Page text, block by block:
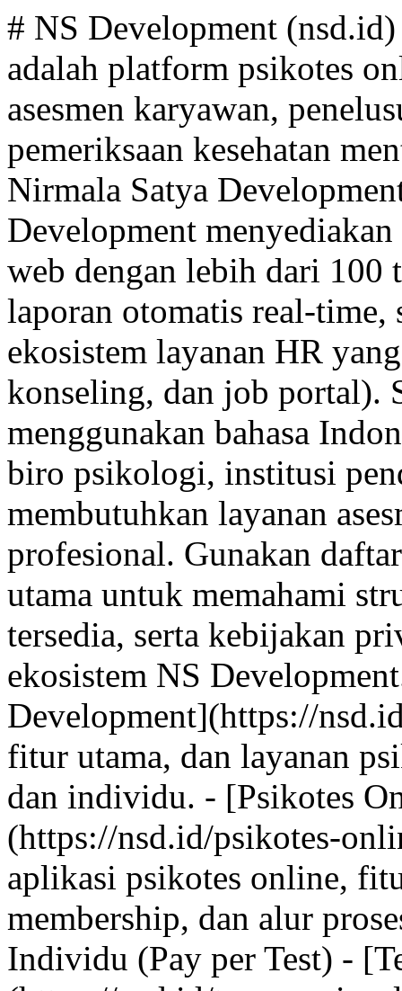
# NS Development (nsd.id) > NS Development (nsd.id) adalah platform psikotes online terintegrasi untuk rekrutmen, asesmen karyawan, penelusuran minat bakat, dan pemeriksaan kesehatan mental, dikembangkan oleh PT Nirmala Satya Development di Jakarta, Indonesia. NS Development menyediakan aplikasi psikotes online berbasis web dengan lebih dari 100 tools psikologi yang tervalidasi, laporan otomatis real-time, sistem proctoring kamera, dan ekosistem layanan HR yang terintegrasi (rekrutmen, konseling, dan job portal). Semua halaman di bawah ini menggunakan bahasa Indonesia dan menyasar perusahaan, biro psikologi, institusi pendidikan, dan individu yang membutuhkan layanan asesmen psikologis secara profesional. Gunakan daftar URL berikut sebagai titik masuk utama untuk memahami struktur layanan, jenis tes yang tersedia, serta kebijakan privasi dan keamanan data pada ekosistem NS Development. ## Overview - [Beranda NS Development](https://nsd.id/): Gambaran singkat platform, fitur utama, dan layanan psikotes online untuk perusahaan dan individu. - [Psikotes Online – Platform Utama](https://nsd.id/psikotes-online): Halaman utama penjelasan aplikasi psikotes online, fitur, ekosistem, jenis paket membership, dan alur proses asesmen. ## Layanan Tes Individu (Pay per Test) - [Tes MMPI Online](https://nsd.id/tes-mmpi-online): Informasi lengkap layanan Tes MMPI-2/MMPI-2-RF, MMPI-3 secara online, alur registrasi, serta pertanyaan yang sering diajukan (FAQ) seputar penggunaan. - [Tes IQ Online](https://nsd.id/tes-iq-online): Layanan tes inteligensi (IQ) online dengan sertifikat hasil tes, penjelasan akurasi, dan panduan teknis pelaksanaan tes. - [Tes Kepribadian Online](https://nsd.id/tes-kepribadian-online): Berbagai layanan tes kepribadian (EPPS, 16PF, PAPI Kostick, MBTI, DISC, BFI, dsb.) beserta tujuan penggunaan dan alur pendaftaran. - [Tes Minat Bakat Online](https://nsd.id/tes-minat-bakat): Layanan tes minat dan bakat (termasuk SDS Holland, RMIB, Kuder) untuk penentuan jurusan, perencanaan karier, dan pengembangan diri. - [Psikotes Online Gratis – Self Assessment](https://nsd.id/psikotes-online-gratis): Kumpulan tes gratis (misalnya DASS, TSQ, BDI-2, NPI, Multiple Intelligence, Dark Personality, dan lainnya) untuk self-assessment dan psikoedukasi. ## Layanan Perusahaan & Membership - [Aplikasi Psikotes Online (Membership)](https://nsd.id/psikotes-online): Informasi paket membership (Silver, Gold, Platinum), kapasitas peserta tes per tahun, fitur multi-user, integrasi dengan sistem HR, serta benefit trial gratis 7 hari. - [Hubungi Kami](https://nsd.id/main/kontak): Halaman kontak resmi berisi alamat kantor, nomor telepon, email, dan formulir pertanyaan untuk kerja sama, demo sistem, atau konsultasi penggunaan platform. - [Platform Tes Kesehatan Mental ](https://nsd.id/platform-tes-kesehatan-mental): Tawaran Platform Tes Kesehatan Mental untuk perusahaan, biro psikolog, klinik dan rumah sakit. ## Artikel & Psikoedukasi - [Blog – Artikel & Tips](https://nsd.id/post): Kumpulan artikel edukatif seputar tes IQ online, tes minat bakat, tes kesehatan mental online, penerapan psikotes dalam rekrutmen, dan tips pengembangan karier. - [Tes Mental Health](https://tepad.id/posts/tes-mental-health-bantu-perbaiki-hubungan-pasangan-agar-lebih-kuat.html): Tes Mental Health Bantu Perbaiki Hubungan Pasangan Agar Lebih Kuat. - [Tes Mental Health](https://tepad.id/posts/jenis-jenis-tes-mental-health-untuk-deteksi-dini-kualitas-hidup-lebih-baik.html): Jenis-Jenis Tes Mental Health untuk Deteksi Dini Kualitas Hidup Lebih Baik. - [Tes Mental Health](https://tepad.id/posts/mengenal-lebih-dekat-tes-mental-health-mmpi.html): Mengenal Lebih Dekat Tes Mental Health MMPI. - [tes mental health ](https://tepad.id/posts/tahapan-tes-mental-health-untuk-ibu-hamil.html): Tahapan Tes Mental Health untuk Ibu Hamil. - [Tes Mental Health](https://tepad.id/posts/waktu-yang-tepat-untuk-mengikuti-tes-mental-health.html): Waktu yang Tepat untuk Mengikuti Tes Mental Health. - [Tes mental health](https://tepad.id/posts/tes-mental-health-bantu-deteksi-psikologi-seseorang.html): Tes Mental Health Bantu Deteksi Psikologi Seseorang. - [Tes Mental Health](https://tepad.id/posts/evaluasi-mental-secara-menyeluruh-dengan-tes-mental-health.html): Evaluasi Mental secara Menyeluruh dengan Tes Mental Health. - [Tes IQ Online](https://tepad.id/posts/banyak-yang-sibuk-tapi-nggak-efektif-tes-iq-online-bisa-ukur-strategimu.html): Banyak yang Sibuk Tapi Nggak Efektif, Tes IQ Online Bisa Ukur Strategimu. - [Tes Minat Bakat Online](https://tepad.id/posts/siswa-smpsma-wajib-coba-